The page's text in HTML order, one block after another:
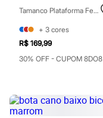
Jeans
Moda esportiva
Shorts e Saias
Vestidos
Masculino
Novidades
Roupas
Tamanco Plataforma Feminino Beira Rio Off White
+ 3 cores
R$ 169,99
30% OFF - CUPOM 8DO8